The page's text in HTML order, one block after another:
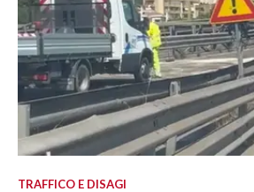
TRAFFICO E DISAGI